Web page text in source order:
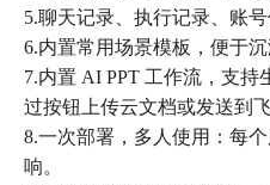
5.聊天记录、执行记录、账
6.内置常用场景模板，便于
7.内置 AI PPT 工作流，支持
过按钮上传云文档或发送到
8.一次部署，多人使用：每
响。